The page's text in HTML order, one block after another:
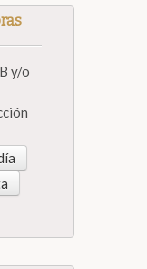
y/o